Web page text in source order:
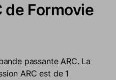
de Formovie
passante ARC. La
ARC est de 1